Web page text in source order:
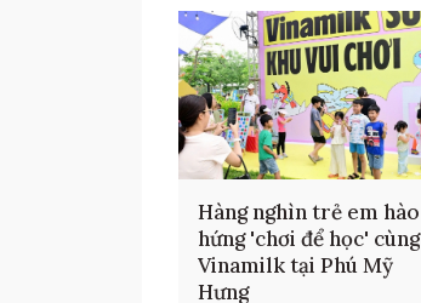
Hàng nghìn trẻ em hào
hứng 'chơi để học' cùng
Vinamilk tại Phú Mỹ
Hưng